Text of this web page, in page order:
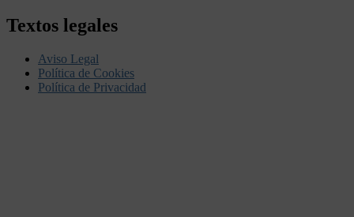
Textos legales
Aviso Legal
Política de Cookies
Política de Privacidad